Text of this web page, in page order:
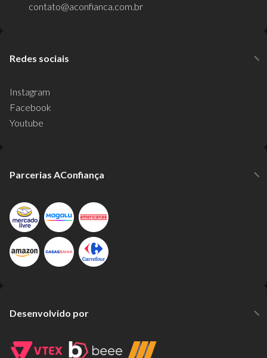
contato@aconfianca.com.br
Redes sociais
Instagram
Facebook
Youtube
Parcerias AConfiança
Desenvolvido por